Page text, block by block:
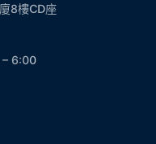
8樓CD座
– 6:00